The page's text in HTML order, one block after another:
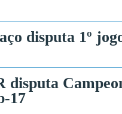
disputa 1º
disputa
17